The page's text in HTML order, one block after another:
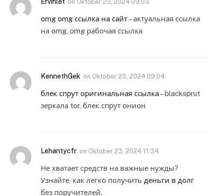
Ervinlet on Oktober 23, 2024 09:03
omg omg ссылка на сайт– актуальная ссылка
на omg, omg рабочая ссылка
KennethGek on Oktober 23, 2024 09:04
блек спрут оригинальная ссылка– blacksprut
зеркала tor, блек спрут онион
Lehantycfr on Oktober 23, 2024 11:34
Не хватает средств на важные нужды?
Узнайте, как легко получить деньги в долг
без поручителей.